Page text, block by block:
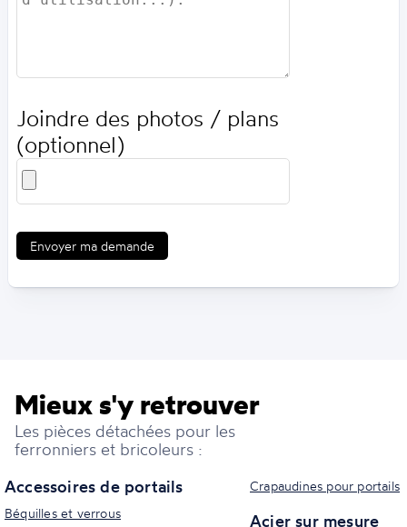
Joindre des photos / plans
(optionnel)
Envoyer ma demande
Mieux s'y retrouver
Les pièces détachées pour les
ferronniers et bricoleurs :
Accessoires de portails
Béquilles et verrous
Crapaudines pour portails
Acier sur mesure